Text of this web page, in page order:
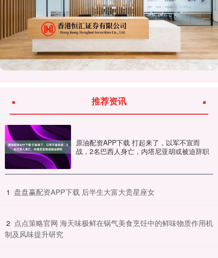
推荐资讯
原油配资APP下载 打起来了，以军不宣而
战，2名巴西人身亡，内塔尼亚胡或被迫辞职
1 ​盘盘赢配资APP下载 后半生大富大贵星座女
2 ​点点策略官网 海天味极鲜在锅气美食烹饪中的鲜味物质作用机
制及风味提升研究